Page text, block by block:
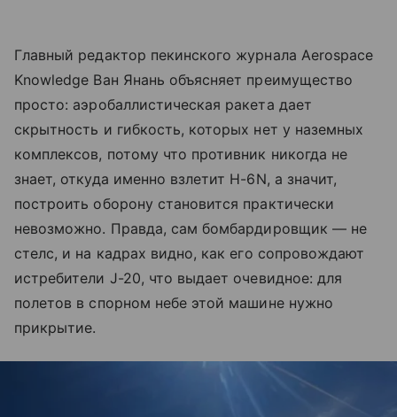
Главный редактор пекинского журнала Aerospace
Knowledge Ван Янань объясняет преимущество
просто: аэробаллистическая ракета дает
скрытность и гибкость, которых нет у наземных
комплексов, потому что противник никогда не
знает, откуда именно взлетит H-6N, а значит,
построить оборону становится практически
невозможно. Правда, сам бомбардировщик — не
стелс, и на кадрах видно, как его сопровождают
истребители J-20, что выдает очевидное: для
полетов в спорном небе этой машине нужно
прикрытие.